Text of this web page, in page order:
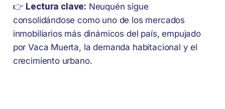
👉 Lectura clave: Neuquén sigue
consolidándose como uno de los mercados
inmobiliarios más dinámicos del país, empujado
por Vaca Muerta, la demanda habitacional y el
crecimiento urbano.